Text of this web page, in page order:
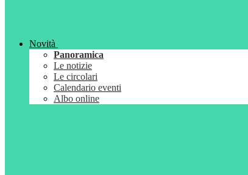
Novità
Panoramica
Le notizie
Le circolari
Calendario eventi
Albo online